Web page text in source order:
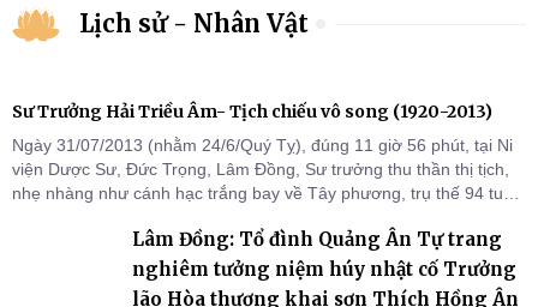
Lịch sử - Nhân Vật
Sư Trưởng Hải Triều Âm- Tịch chiếu vô song (1920-2013)
Ngày 31/07/2013 (nhằm 24/6/Quý Tỵ), đúng 11 giờ 56 phút, tại Ni
viện Dược Sư, Đức Trọng, Lâm Đồng, Sư trưởng thu thần thị tịch,
nhẹ nhàng như cánh hạc trắng bay về Tây phương, trụ thế 94 tuổi
Lâm Đồng: Tổ đình Quảng Ân Tự trang
nghiêm tưởng niệm húy nhật cố Trưởng
lão Hòa thượng khai sơn Thích Hồng Ân